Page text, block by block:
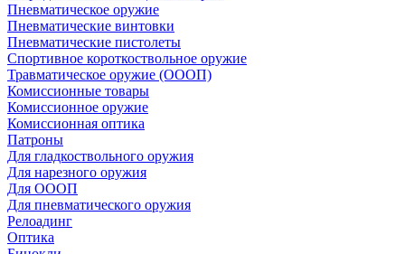
Пневматическое оружие
Пневматические винтовки
Пневматические пистолеты
Спортивное короткоствольное оружие
Травматическое оружие (ОООП)
Комиссионные товары
Комиссионное оружие
Комиссионная оптика
Патроны
Для гладкоствольного оружия
Для нарезного оружия
Для ОООП
Для пневматического оружия
Релоадинг
Оптика